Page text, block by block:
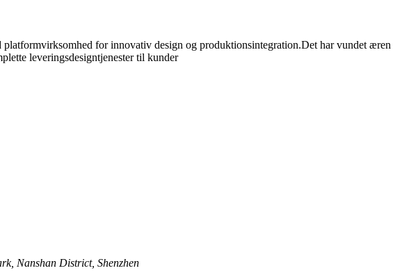
for innovativ design og produktionsintegration.Det har vundet
leveringsdesigntjenester til kunder
Nanshan District, Shenzhen